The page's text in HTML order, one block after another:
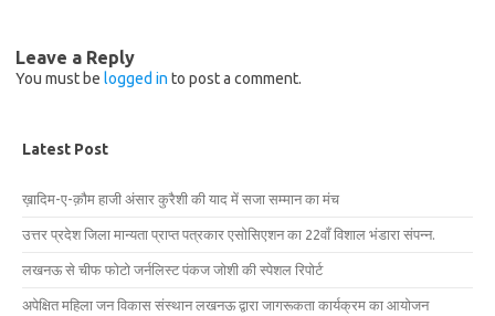
Leave a Reply
You must be logged in to post a comment.
Latest Post
ख़ादिम-ए-क़ौम हाजी अंसार कुरैशी की याद में सजा सम्मान का मंच
उत्तर प्रदेश जिला मान्यता प्राप्त पत्रकार एसोसिएशन का 22वाँ विशाल भंडारा संपन्न.
लखनऊ से चीफ फोटो जर्नलिस्ट पंकज जोशी की स्पेशल रिपोर्ट
अपेक्षित महिला जन विकास संस्थान लखनऊ द्वारा जागरूकता कार्यक्रम का आयोजन